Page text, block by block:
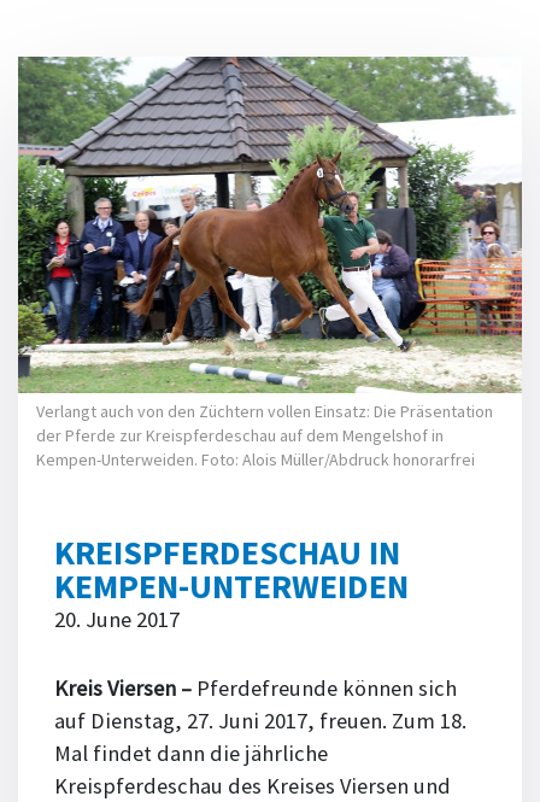
Verlangt auch von den Züchtern vollen Einsatz: Die Präsentation
der Pferde zur Kreispferdeschau auf dem Mengelshof in
Kempen-Unterweiden. Foto: Alois Müller/Abdruck honorarfrei
KREISPFERDESCHAU IN
KEMPEN-UNTERWEIDEN
20. June 2017
Kreis Viersen – Pferdefreunde können sich
auf Dienstag, 27. Juni 2017, freuen. Zum 18.
Mal findet dann die jährliche
Kreispferdeschau des Kreises Viersen und